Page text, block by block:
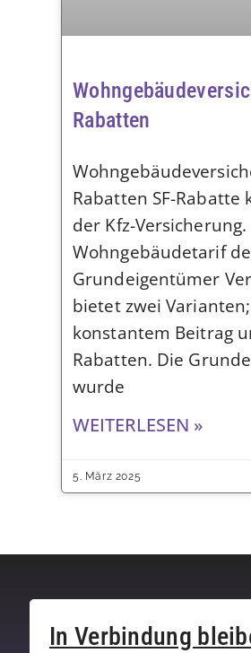
Rabatten
Rabatten SF-Rabatte
der Kfz-
Wohngebäudetarif
Grundeigentümer
bietet zwei
konstantem Beitrag
Rabatten. Die
wurde
WEITERLESEN »
5. März 2025
In Verbindung